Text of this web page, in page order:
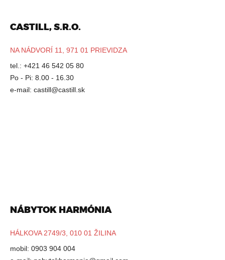
CASTILL, S.R.O.
NA NÁDVORÍ 11, 971 01 PRIEVIDZA
tel.: +421 46 542 05 80
Po - Pi: 8.00 - 16.30
e-mail: castill@castill.sk
NÁBYTOK HARMÓNIA
HÁLKOVA 2749/3, 010 01 ŽILINA
mobil: 0903 904 004